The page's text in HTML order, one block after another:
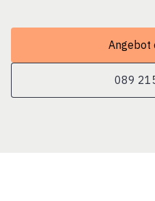
Angebot
089